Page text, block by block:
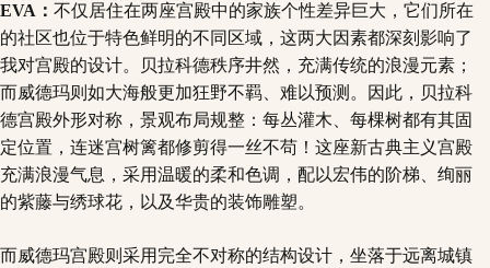
EVA： 不仅居住在两座宫殿中的家族个性差异巨大，它们所在
的社区也位于特色鲜明的不同区域，这两大因素都深刻影响了
我对宫殿的设计。贝拉科德秩序井然，充满传统的浪漫元素；
而威德玛则如大海般更加狂野不羁、难以预测。因此，贝拉科
德宫殿外形对称，景观布局规整：每丛灌木、每棵树都有其固
定位置，连迷宫树篱都修剪得一丝不苟！这座新古典主义宫殿
充满浪漫气息，采用温暖的柔和色调，配以宏伟的阶梯、绚丽
的紫藤与绣球花，以及华贵的装饰雕塑。
而威德玛宫殿则采用完全不对称的结构设计，坐落于远离城镇